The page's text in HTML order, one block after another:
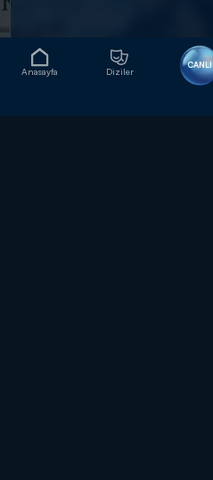
Anasayfa Diziler
CANLI